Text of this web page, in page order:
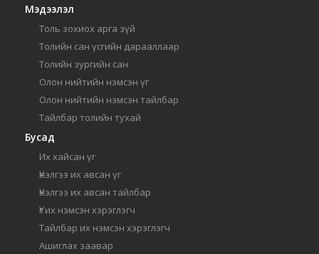
Мэдээлэл
Толь зохиох арга зүй
Толийн сан үсгийн дарааллаар
Толийн зургийн сан
Олон нийтийн нэмсэн үг
Олон нийтийн нэмсэн тайлбар
Тайлбар толийн тухай
Бусад
Их хайсан үг
Үнэлгээ их авсан үг
Үнэлгээ их авсан тайлбар
Үг их нэмсэн хэрэглэгч
Тайлбар их нэмсэн хэрэглэгч
Ашиглах заавар